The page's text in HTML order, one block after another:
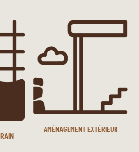
AMÉNAGEMENT EXTÉRIEUR